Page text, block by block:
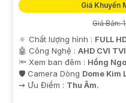
Giá Khuyến
Giá Bán:
🔅 Chất lượng hình : FULL
🤖️ Công Nghệ : AHD CVI
🔦 Xem ban đêm : Hồng
🛡 Camera Dòng Dome Kim
️⇝ Ưu Điểm : Thu Âm.